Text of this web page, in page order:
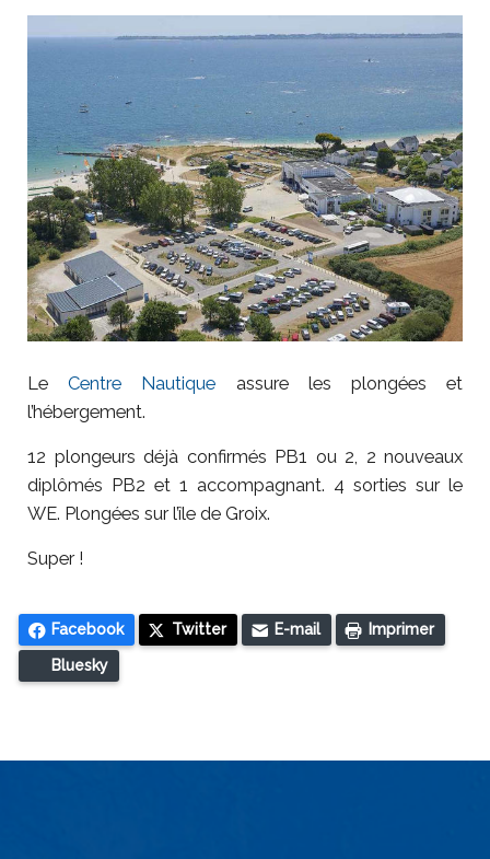
LeCentre Nautique assure les plongées et
l’hébergement.
12 plongeurs déjà confirmés PB1 ou 2, 2 nouveaux
diplômés PB2 et 1 accompagnant. 4 sorties sur le
WE. Plongées sur l’île de Groix.
Super !
Facebook Twitter E-mail Imprimer
Bluesky